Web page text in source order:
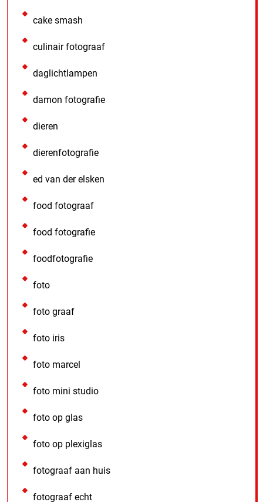
cake smash
culinair fotograaf
daglichtlampen
damon fotografie
dieren
dierenfotografie
ed van der elsken
food fotograaf
food fotografie
foodfotografie
foto
foto graaf
foto iris
foto marcel
foto mini studio
foto op glas
foto op plexiglas
fotograaf aan huis
fotograaf echt